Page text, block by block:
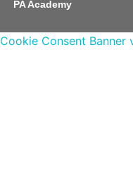
PA Academy
Cookie Consent Banner